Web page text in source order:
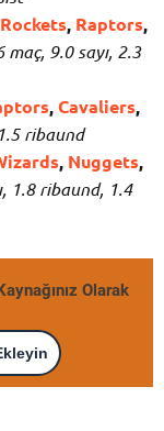
Rockets, Raptors,
maç, 9.0 sayı, 2.3
,Cavaliers,
ribaund
, Nuggets,
1.8 ribaund, 1.4
Olarak